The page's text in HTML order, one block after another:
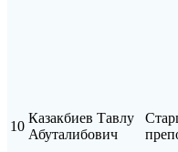
10
Казакбиев Тавлу
Абуталибович